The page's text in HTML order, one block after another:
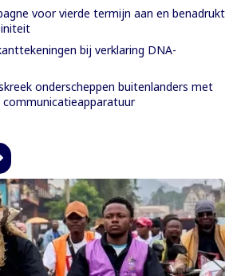
voor vierde termijn aan en benadrukt
bij verklaring DNA-
onderscheppen buitenlanders met
communicatieapparatuur